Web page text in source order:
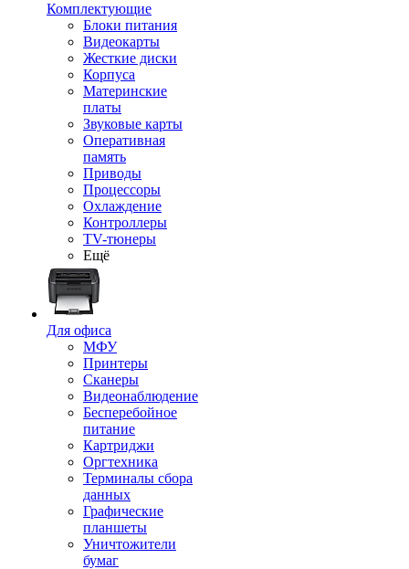
Комплектующие
Блоки питания
Видеокарты
Жесткие диски
Корпуса
Материнские
платы
Звуковые карты
Оперативная
память
Приводы
Процессоры
Охлаждение
Контроллеры
TV-тюнеры
Ещё
Для офиса
МФУ
Принтеры
Сканеры
Видеонаблюдение
Бесперебойное
питание
Картриджи
Оргтехника
Терминалы сбора
данных
Графические
планшеты
Уничтожители
бумаг